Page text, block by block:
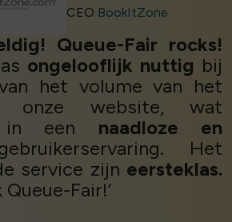
CEO BookItZone
Queue-Fair rocks!
ongelooflijk nuttig bij
het volume van het
onze website, wat
in een naadloze en
Het
service zijn eersteklas.
Fair!’